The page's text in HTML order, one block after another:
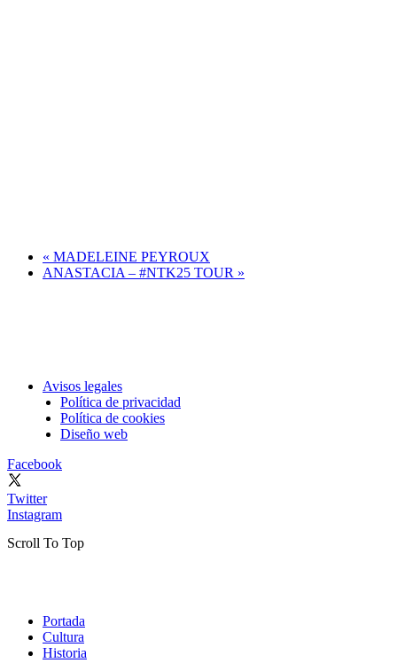
« MADELEINE PEYROUX
ANASTACIA – #NTK25 TOUR »
Avisos legales
Política de privacidad
Política de cookies
Diseño web
Facebook
Twitter
Instagram
Scroll To Top
Portada
Cultura
Historia